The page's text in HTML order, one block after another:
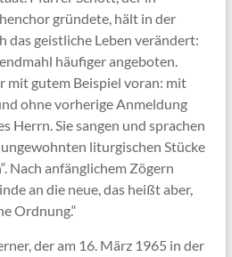
gründete, hält in der
das geistliche Leben verändert:
häufiger angeboten.
mit gutem Beispiel voran: mit
ohne vorherige Anmeldung
Herrn. Sie sangen und sprachen
liturgischen Stücke
Nach anfänglichem Zögern
an die neue, das heißt aber,
Ordnung.“
der am 16. März 1965 in der